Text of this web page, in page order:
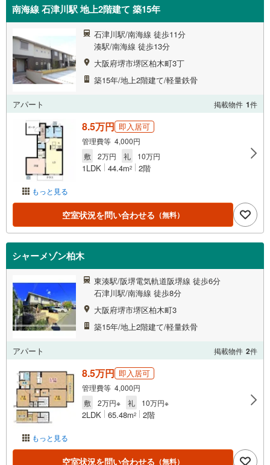
南海線 石津川駅 地上2階建て 築15年
石津川駅/南海線 徒歩11分
湊駅/南海線 徒歩13分
大阪府堺市堺区柏木町3丁
築15年/地上2階建て/軽量鉄骨
アパート 掲載物件 1件
もっと見る
8.5万円 即入居可
管理費等 4,000円
敷
2万円 礼 10万円
1LDK 44.4m2 2階
空室状況を問い合わせる （無料）
シャーメゾン柏木
東湊駅/阪堺電気軌道阪堺線 徒歩6分
石津川駅/南海線 徒歩8分
大阪府堺市堺区柏木町3
築15年/地上2階建て/軽量鉄骨
アパート 掲載物件 2件
もっと見る
8.5万円 即入居可
管理費等 4,000円
敷
2万円※ 礼 10万円※
2LDK 65.48m2 2階
空室状況を問い合わせる （無料）